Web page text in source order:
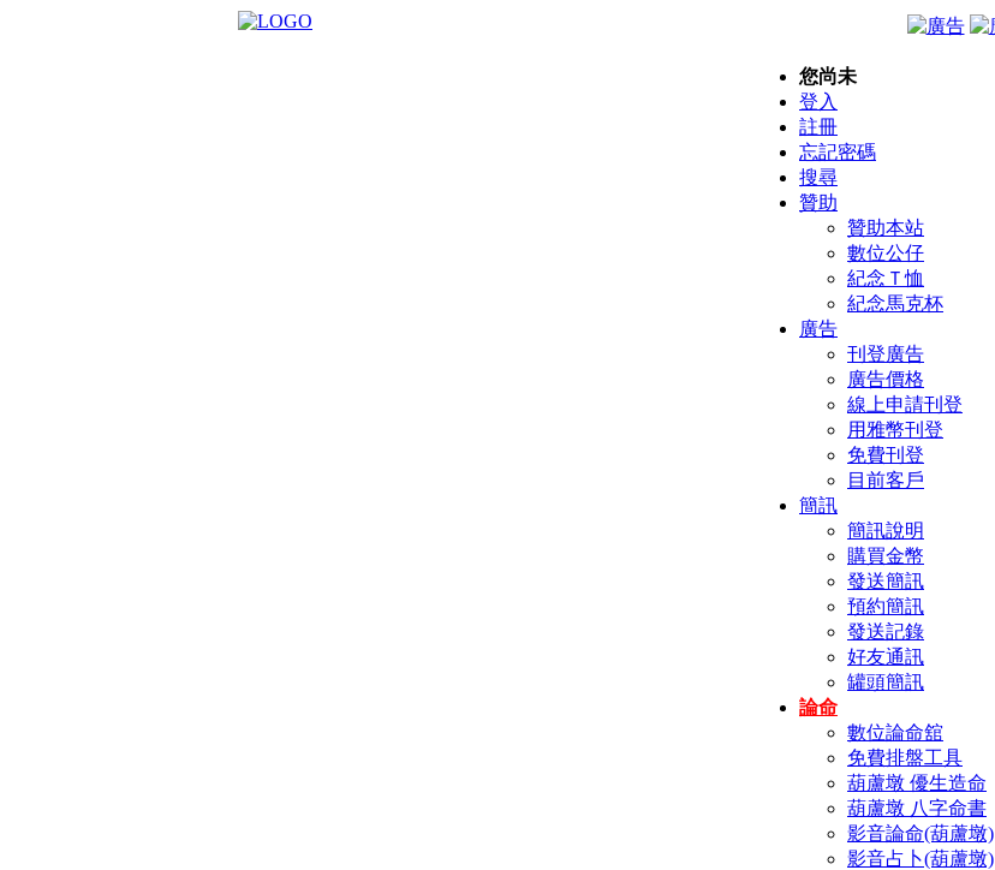
您尚未
登入
註冊
忘記密碼
搜尋
贊助
贊助本站
數位公仔
紀念Ｔ恤
紀念馬克杯
廣告
刊登廣告
廣告價格
線上申請刊登
用雅幣刊登
免費刊登
目前客戶
簡訊
簡訊說明
購買金幣
發送簡訊
預約簡訊
發送記錄
好友通訊
罐頭簡訊
論命
數位論命舘
免費排盤工具
葫蘆墩 優生造命
葫蘆墩 八字命書
影音論命(葫蘆墩)
影音占卜(葫蘆墩)